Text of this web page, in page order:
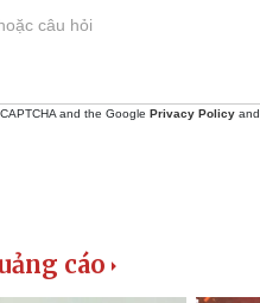
and the Google Privacy Policy and